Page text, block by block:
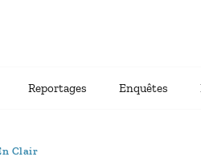
Reportages Enquêtes
Clair